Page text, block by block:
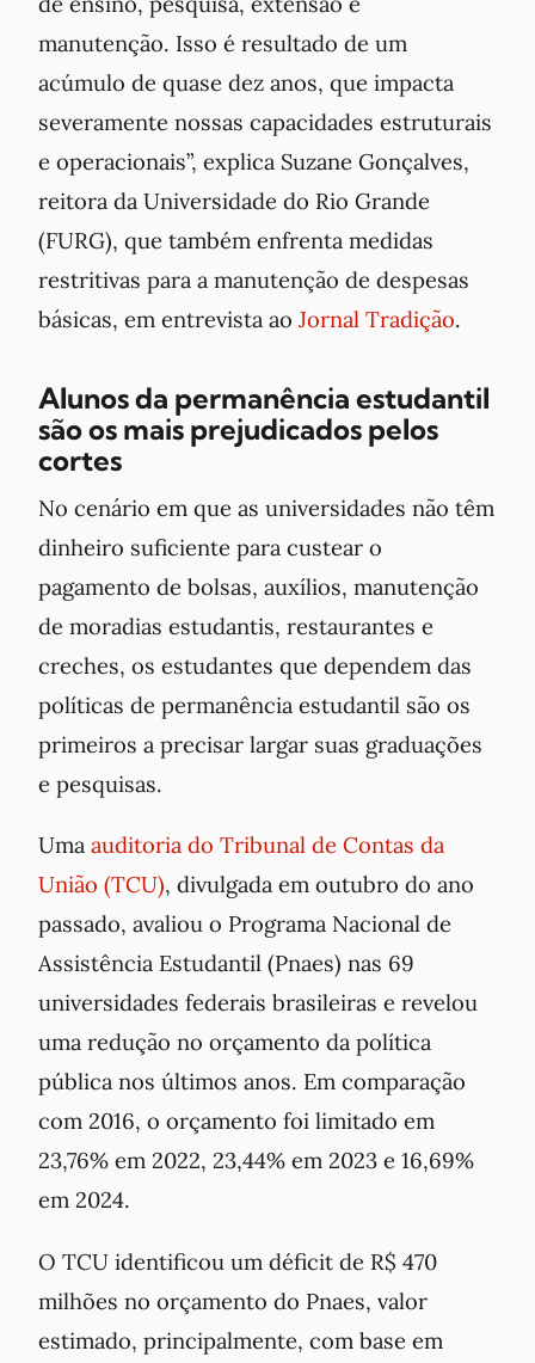
manutenção. Isso é resultado de um
acúmulo de quase dez anos, que impacta
severamente nossas capacidades estruturais
e operacionais”, explica Suzane Gonçalves,
reitora da Universidade do Rio Grande
(FURG), que também enfrenta medidas
restritivas para a manutenção de despesas
básicas, em entrevista ao Jornal Tradição.
Alunos da permanência estudantil
são os mais prejudicados pelos
cortes
No cenário em que as universidades não têm
dinheiro suficiente para custear o
pagamento de bolsas, auxílios, manutenção
de moradias estudantis, restaurantes e
creches, os estudantes que dependem das
políticas de permanência estudantil são os
primeiros a precisar largar suas graduações
e pesquisas.
Uma auditoria do Tribunal de Contas da
União (TCU), divulgada em outubro do ano
passado, avaliou o Programa Nacional de
Assistência Estudantil (Pnaes) nas 69
universidades federais brasileiras e revelou
uma redução no orçamento da política
pública nos últimos anos. Em comparação
com 2016, o orçamento foi limitado em
23,76% em 2022, 23,44% em 2023 e 16,69%
em 2024.
O TCU identificou um déficit de R$ 470
milhões no orçamento do Pnaes, valor
estimado, principalmente, com base em